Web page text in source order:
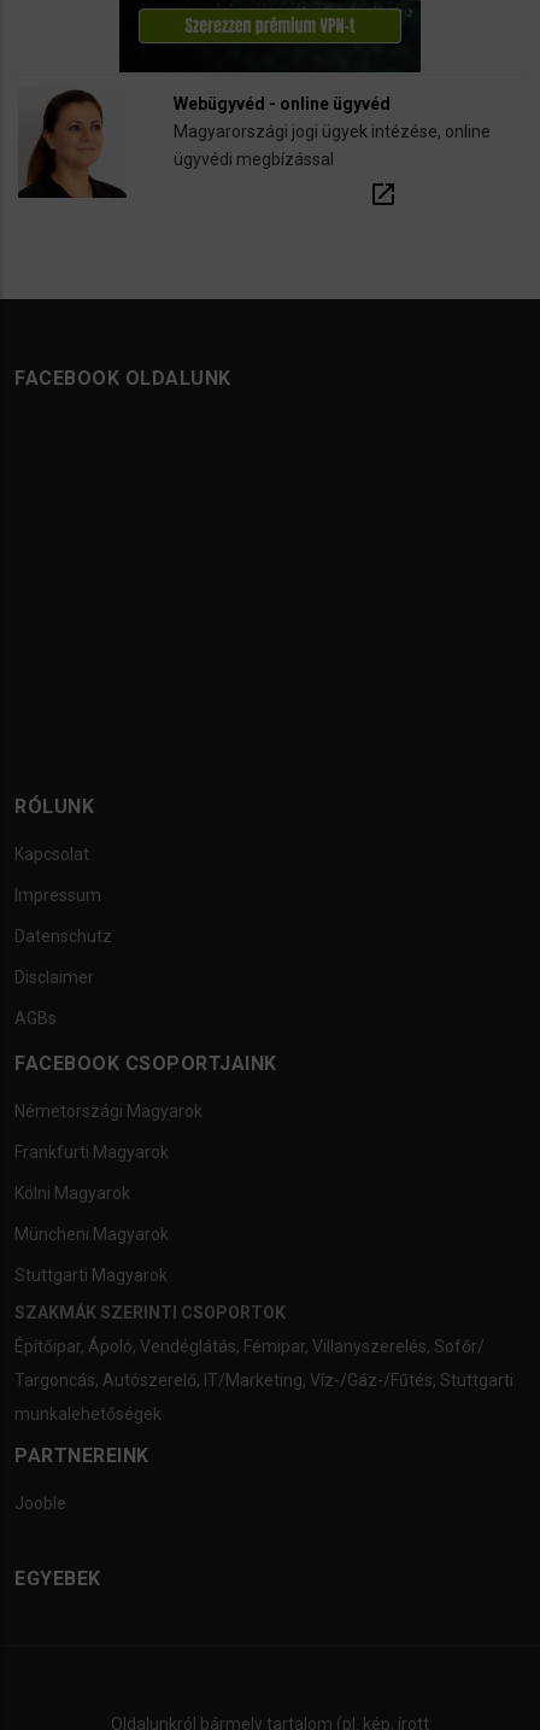
Webügyvéd - online ügyvéd
Magyarországi jogi ügyek intézése, online
ügyvédi megbízással
open_in_new
FACEBOOK OLDALUNK
RÓLUNK
Kapcsolat
Impressum
Datenschutz
Disclaimer
AGBs
FACEBOOK CSOPORTJAINK
Németországi Magyarok
Frankfurti Magyarok
Kölni Magyarok
Müncheni Magyarok
Stuttgarti Magyarok
SZAKMÁK SZERINTI CSOPORTOK
Építőipar, Ápoló, Vendéglátás, Fémipar, Villanyszerelés, Sofőr/
Targoncás, Autószerelő, IT/Marketing, Víz-/Gáz-/Fűtés, Stuttgarti
munkalehetőségek
PARTNEREINK
Jooble
EGYEBEK
Oldalunkról bármely tartalom (pl. kép, írott